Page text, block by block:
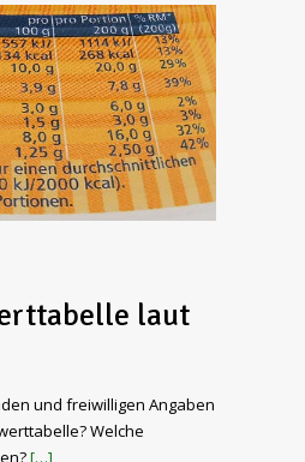
laut
und freiwilligen Angaben
Welche
[…]